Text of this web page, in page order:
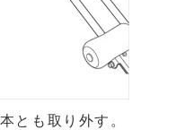
とも取り外す。